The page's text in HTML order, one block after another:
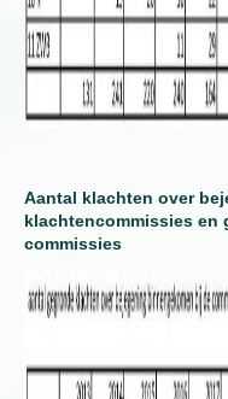
Aantal klachten over
klachtencommissies en
commissies